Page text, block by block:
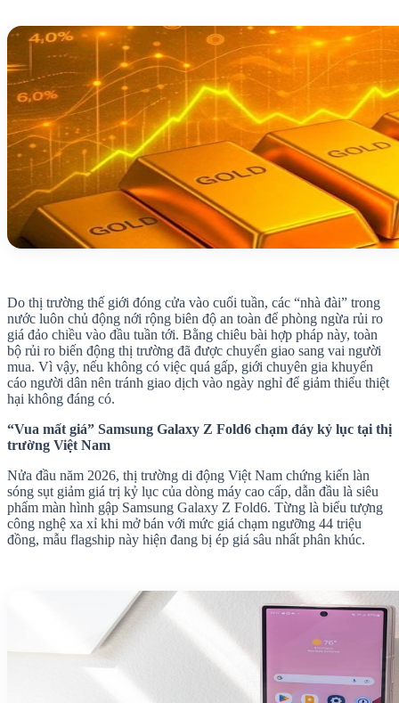
Do thị trường thế giới đóng cửa vào cuối tuần, các “nhà đài” trong
nước luôn chủ động nới rộng biên độ an toàn để phòng ngừa rủi ro
giá đảo chiều vào đầu tuần tới. Bằng chiêu bài hợp pháp này, toàn
bộ rủi ro biến động thị trường đã được chuyển giao sang vai người
mua. Vì vậy, nếu không có việc quá gấp, giới chuyên gia khuyến
cáo người dân nên tránh giao dịch vào ngày nghỉ để giảm thiểu thiệt
hại không đáng có.
“Vua mất giá” Samsung Galaxy Z Fold6 chạm đáy kỷ lục tại thị
trường Việt Nam
Nửa đầu năm 2026, thị trường di động Việt Nam chứng kiến làn
sóng sụt giảm giá trị kỷ lục của dòng máy cao cấp, dẫn đầu là siêu
phẩm màn hình gập Samsung Galaxy Z Fold6. Từng là biểu tượng
công nghệ xa xỉ khi mở bán với mức giá chạm ngưỡng 44 triệu
đồng, mẫu flagship này hiện đang bị ép giá sâu nhất phân khúc.